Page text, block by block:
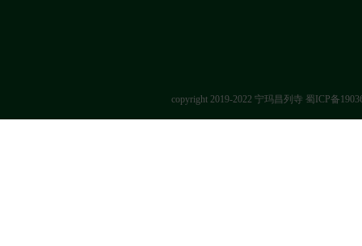
copyright 2019-2022 宁玛昌列寺 蜀ICP备